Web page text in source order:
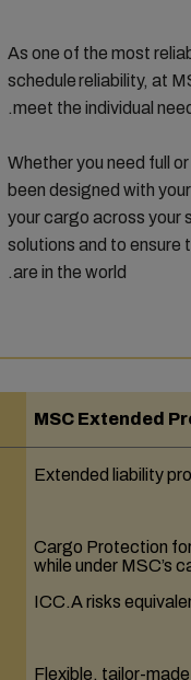
As one of the most
schedule reliability, at
meet the individual
Whether you need full
been designed with
your cargo across your
solutions and to ensure
are in the world.
MSC Extended
Extended liability
Cargo Protection
while under MSC’s
ICC.A risks
Flexible, tailor-